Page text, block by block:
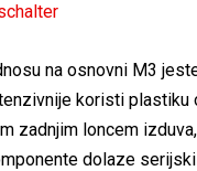
na osnovni M3
koristi plastiku
zadnjim loncem
dolaze